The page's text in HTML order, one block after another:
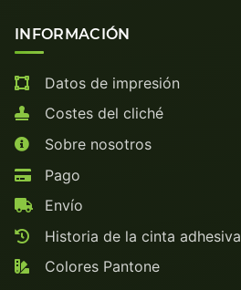
INFORMACIÓN
Datos de impresión
Costes del cliché
Sobre nosotros
Pago
Envío
Historia de la cinta adhesiva
Colores Pantone